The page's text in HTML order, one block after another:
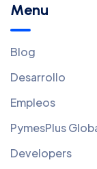
Menu
Blog
Desarrollo
Empleos
PymesPlus
Developers